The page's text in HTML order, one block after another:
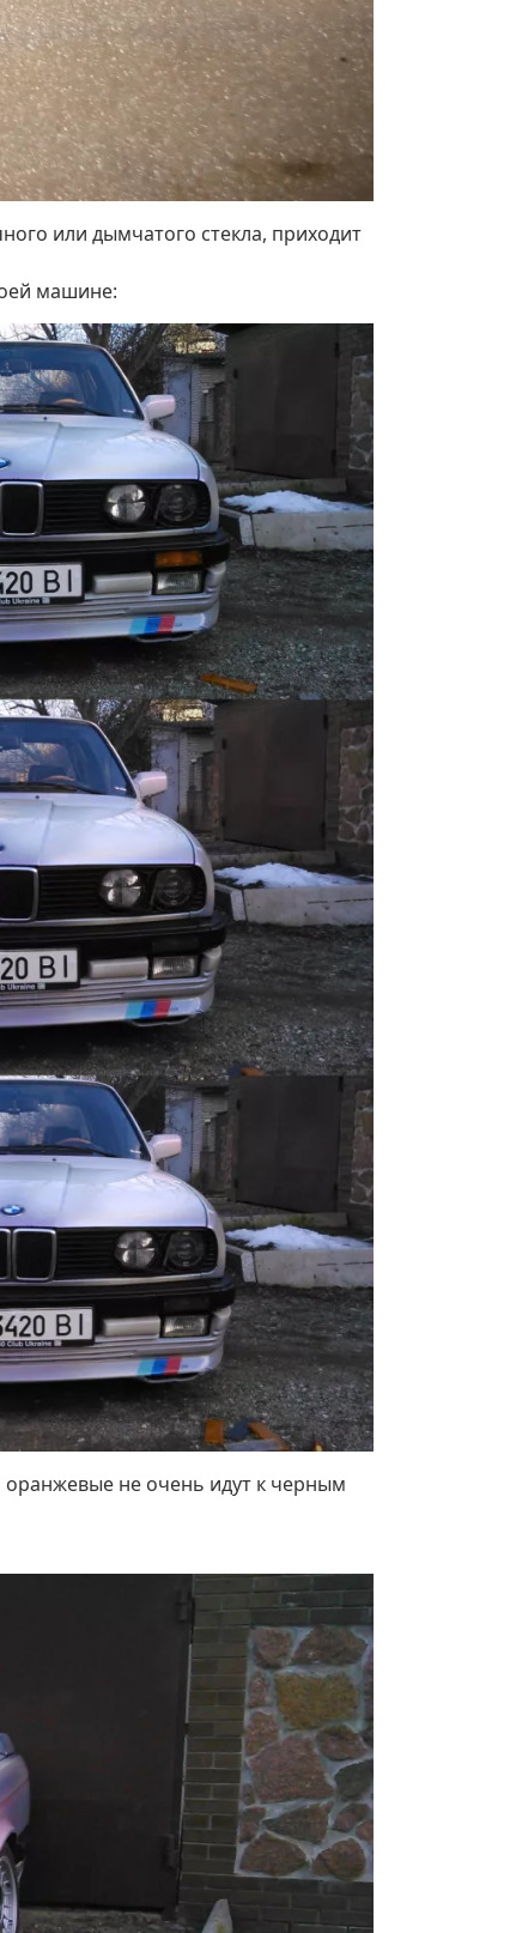
или дымчатого стекла, приходит
машине:
оранжевые не очень идут к черным